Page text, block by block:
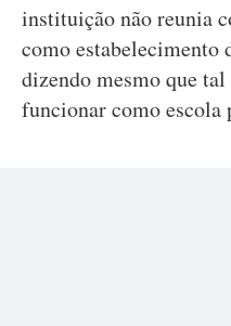
instituição não reunia
como estabelecimento
dizendo mesmo que
funcionar como escola